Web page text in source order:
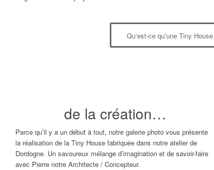
Qu‘est-ce qu’une Tiny
de la création…
Parce qu’il y a un début à tout, notre galerie photo vous présente
la réalisation de la Tiny House fabriquée dans notre atelier de
Dordogne. Un savoureux mélange d’imagination et de savoir-faire
avec Pierre notre Architecte / Concepteur.